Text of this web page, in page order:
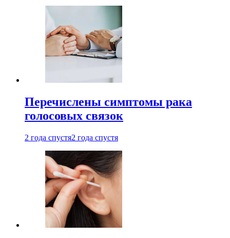
Перечислены симптомы рака
голосовых связок
2 года спустя2 года спустя